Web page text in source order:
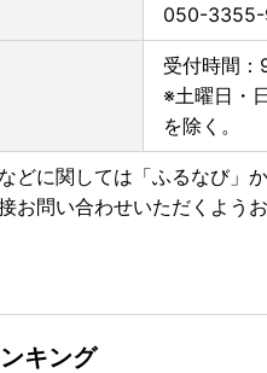
050-3355-
受付時間：
※土曜日・
を除く。
どに関しては「ふるなび」
お問い合わせいただくようお
キング